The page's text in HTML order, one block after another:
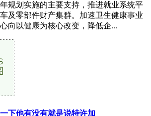
规划实施的主要支持，推进就业系统平
及零部件财产集群。加速卫生健康事业
向以健康为核心改变，降低企...
下他有没有就是说特许加